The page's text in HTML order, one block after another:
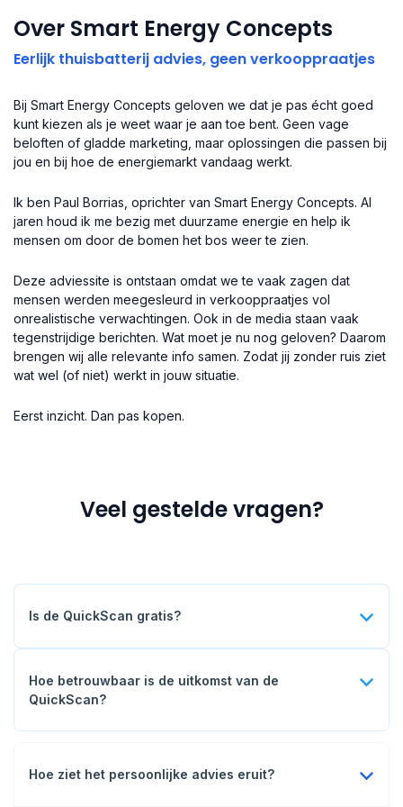
Over Smart Energy Concepts
Eerlijk thuisbatterij advies, geen verkooppraatjes
Bij Smart Energy Concepts geloven we dat je pas écht goed
kunt kiezen als je weet waar je aan toe bent. Geen vage
beloften of gladde marketing, maar oplossingen die passen bij
jou en bij hoe de energiemarkt vandaag werkt.
Ik ben Paul Borrias, oprichter van Smart Energy Concepts. Al
jaren houd ik me bezig met duurzame energie en help ik
mensen om door de bomen het bos weer te zien.
Deze adviessite is ontstaan omdat we te vaak zagen dat
mensen werden meegesleurd in verkooppraatjes vol
onrealistische verwachtingen. Ook in de media staan vaak
tegenstrijdige berichten. Wat moet je nu nog geloven? Daarom
brengen wij alle relevante info samen. Zodat jij zonder ruis ziet
wat wel (of niet) werkt in jouw situatie.
Eerst inzicht. Dan pas kopen.
Veel gestelde vragen?
Is de QuickScan gratis?
Ja, volledig gratis en zonder enige verplichting.
Hoe betrouwbaar is de uitkomst van de
QuickScan?
Het is een eerste indicatie. Wil je exact weten hoe het zit
persoonlijke adviestraject aan.
Hoe ziet het persoonlijke advies eruit?